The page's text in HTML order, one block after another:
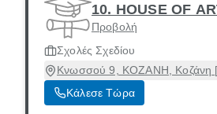
10. HOUSE OF
Προβολή
Σχολές Σχεδίου
Κνωσσού 9, ΚΟΖΑΝΗ, Κοζάνη
Κάλεσε Τώρα